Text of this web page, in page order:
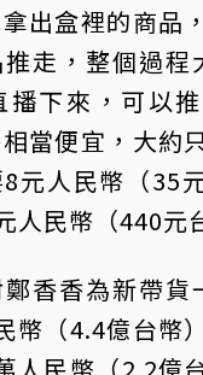
出盒裡的商品
走，整個過程
播下來，可以
當便宜，大約
元人民幣（35
人民幣（440元
香香為新帶貨
幣（4.4億台幣